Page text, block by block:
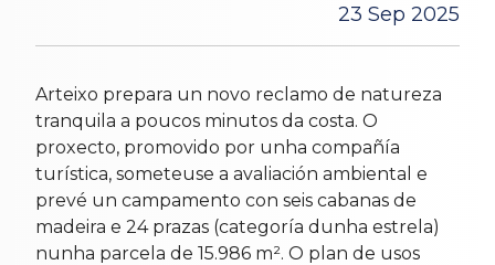
23 Sep 2025
Arteixo prepara un novo reclamo de natureza
tranquila a poucos minutos da costa. O
proxecto, promovido por unha compañía
turística, someteuse a avaliación ambiental e
prevé un campamento con seis cabanas de
madeira e 24 prazas (categoría dunha estrela)
nunha parcela de 15.986 m². O plan de usos